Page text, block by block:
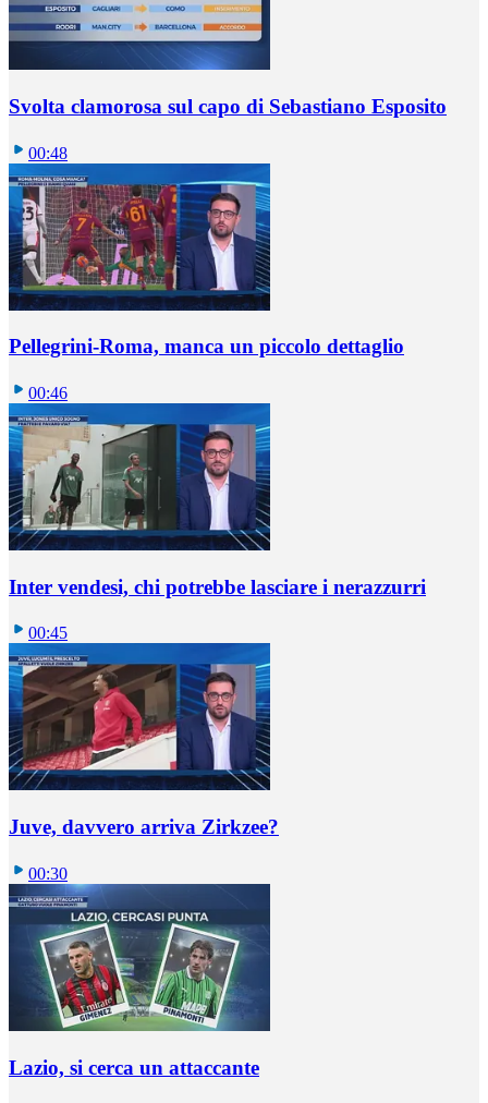
Svolta clamorosa sul capo di Sebastiano Esposito
00:48
Pellegrini-Roma, manca un piccolo dettaglio
00:46
Inter vendesi, chi potrebbe lasciare i nerazzurri
00:45
Juve, davvero arriva Zirkzee?
00:30
Lazio, si cerca un attaccante